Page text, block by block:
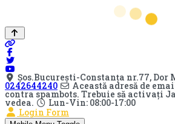
Șos.Bucureşti-Constanţa nr.77, Dor
0242644240 Această adresă de
contra spambots. Trebuie să activați
vedea.
Lun-Vin: 08:00-17:00
Login Form